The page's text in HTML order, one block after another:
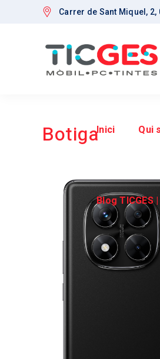
Carrer de Sant Miquel, 2,
Inici Qui
Blog
Botiga